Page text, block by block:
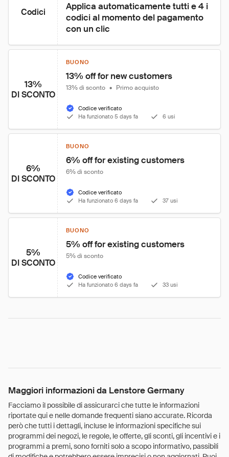
Codici
Applica automaticamente tutti e 4 i
codici al momento del pagamento
con un clic
13%
DI SCONTO
BUONO
13% off for new customers
13% di sconto • Primo acquisto
Codice verificato
Ha funzionato 5 days fa
6 usi
6%
DI SCONTO
BUONO
6% off for existing customers
6% di sconto
Codice verificato
Ha funzionato 6 days fa
37 usi
5%
DI SCONTO
BUONO
5% off for existing customers
5% di sconto
Codice verificato
Ha funzionato 6 days fa
33 usi
Maggiori informazioni da Lenstore Germany
Facciamo il possibile di assicurarci che tutte le informazioni
riportate qui e nelle domande frequenti siano accurate. Ricorda
però che tutti i dettagli, incluse le informazioni specifiche sui
programmi dei negozi, le regole, le offerte, gli sconti, gli incentivi e i
programmi a premi, sono forniti solo a scopo informativo, passibili